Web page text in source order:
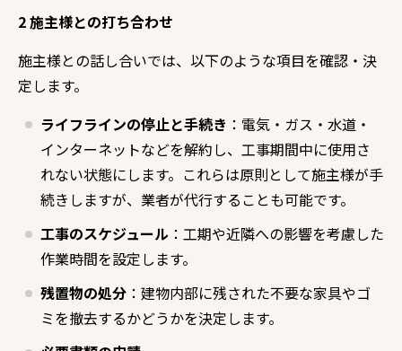
2 施主様との打ち合わせ
施主様との話し合いでは、以下のような項目を確認・決
定します。
ライフラインの停止と手続き ：電気・ガス・水道・
インターネットなどを解約し、工事期間中に使用さ
れない状態にします。これらは原則として施主様が手
続きしますが、業者が代行することも可能です。
工事のスケジュール ：工期や近隣への影響を考慮した
作業時間を設定します。
残置物の処分 ：建物内部に残された不要な家具やゴ
ミを撤去するかどうかを決定します。